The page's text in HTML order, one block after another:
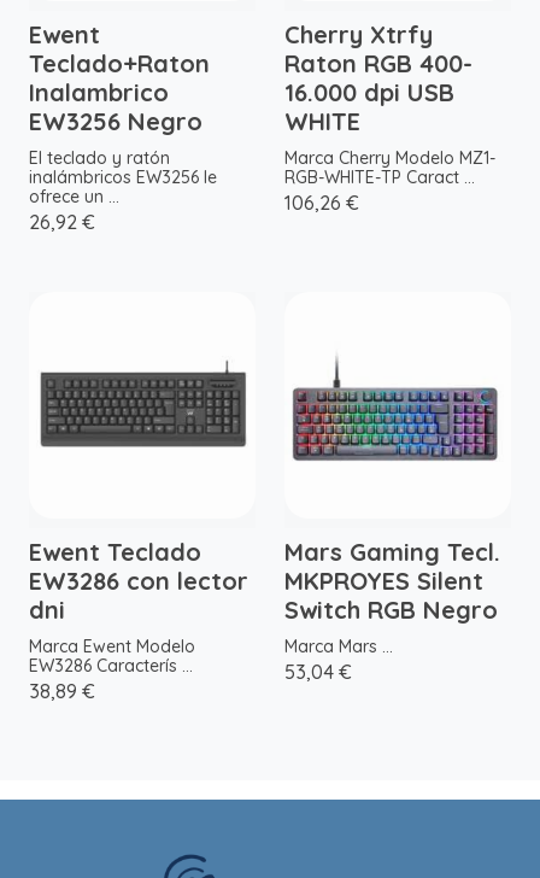
Ewent
Teclado+Raton
Inalambrico
EW3256 Negro
El teclado y ratón
inalámbricos EW3256 le
ofrece un ...
26,92 €
Cherry Xtrfy
Raton RGB 400-
16.000 dpi USB
WHITE
Marca Cherry Modelo MZ1-
RGB-WHITE-TP Caract ...
106,26 €
Ewent Teclado
EW3286 con lector
dni
Marca Ewent Modelo
EW3286 Caracterís ...
38,89 €
Mars Gaming Tecl.
MKPROYES Silent
Switch RGB Negro
Marca Mars ...
53,04 €